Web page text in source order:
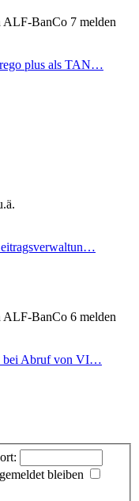
ALF-BanCo 7 melden
plus als TAN…
ALF-BanCo 6 melden
bei Abruf von VI…
bleiben